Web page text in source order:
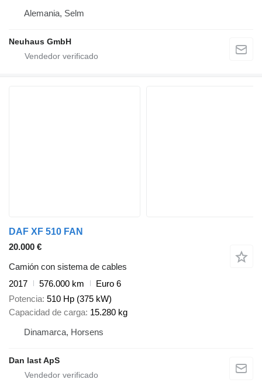
Alemania, Selm
Neuhaus GmbH
DAF XF 510 FAN
20.000 €
Camión con sistema de cables
2017
576.000 km
Euro 6
Potencia 510 Hp (375 kW)
Capacidad de carga 15.280 kg
Dinamarca, Horsens
Dan last ApS